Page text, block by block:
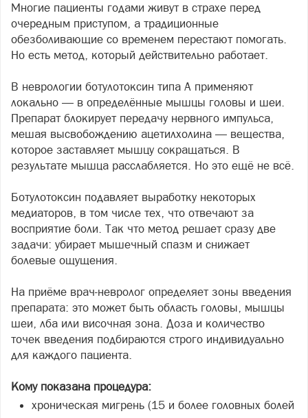
Многие пациенты годами живут в страхе перед
очередным приступом, а традиционные
обезболивающие со временем перестают помогать.
Но есть метод, который действительно работает.
В неврологии ботулотоксин типа А применяют
локально — в определённые мышцы головы и шеи.
Препарат блокирует передачу нервного импульса,
мешая высвобождению ацетилхолина — вещества,
которое заставляет мышцу сокращаться. В
результате мышца расслабляется. Но это ещё не всё.
Ботулотоксин подавляет выработку некоторых
медиаторов, в том числе тех, что отвечают за
восприятие боли. Так что метод решает сразу две
задачи: убирает мышечный спазм и снижает
болевые ощущения.
На приёме врач-невролог определяет зоны введения
препарата: это может быть область головы, мышцы
шеи, лба или височная зона. Доза и количество
точек введения подбираются строго индивидуально
для каждого пациента.
Кому показана процедура:
хроническая мигрень (15 и более головных болей